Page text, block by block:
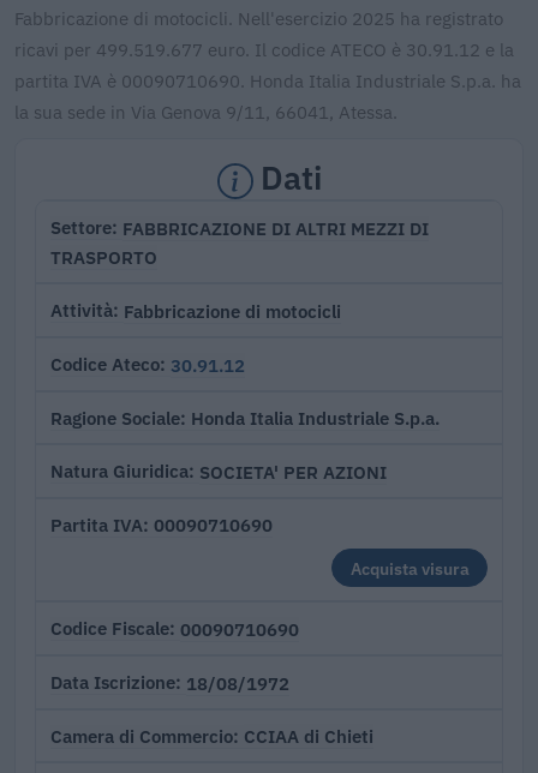
Fabbricazione di motocicli. Nell'esercizio 2025 ha registrato
ricavi per 499.519.677 euro. Il codice ATECO è 30.91.12 e la
partita IVA è 00090710690. Honda Italia Industriale S.p.a. ha
la sua sede in Via Genova 9/11, 66041, Atessa.
Dati
Settore FABBRICAZIONE DI ALTRI MEZZI DI
TRASPORTO
Attività Fabbricazione di motocicli
Codice Ateco 30.91.12
Ragione Sociale Honda Italia Industriale S.p.a.
Natura Giuridica SOCIETA' PER AZIONI
Partita IVA 00090710690
Acquista visura
Codice Fiscale 00090710690
Data Iscrizione 18/08/1972
Camera di Commercio CCIAA di Chieti